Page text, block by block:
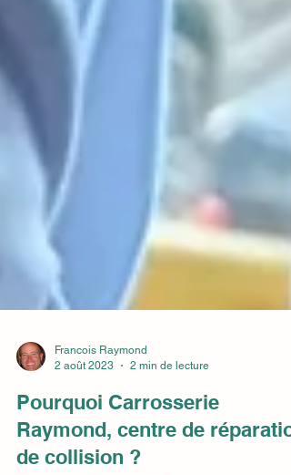
2 août 2023
2 min de lecture
Pourquoi Carrosserie
Raymond, centre de